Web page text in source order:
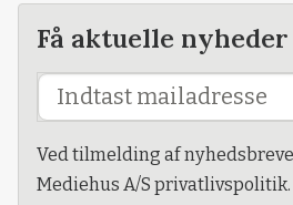
Få aktuelle
Ved tilmelding af
Mediehus A/S privatlivspolitik.